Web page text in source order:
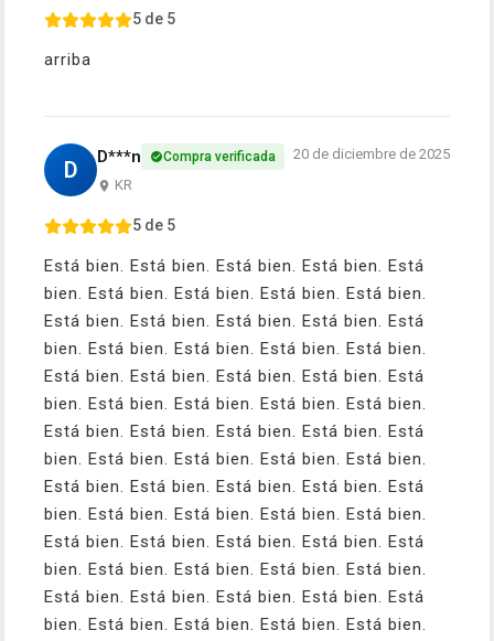
5 de 5
arriba
D D***n Compra verificada
KR
20 de diciembre de 2025
5 de 5
Está bien. Está bien. Está bien. Está bien. Está
bien. Está bien. Está bien. Está bien. Está bien.
Está bien. Está bien. Está bien. Está bien. Está
bien. Está bien. Está bien. Está bien. Está bien.
Está bien. Está bien. Está bien. Está bien. Está
bien. Está bien. Está bien. Está bien. Está bien.
Está bien. Está bien. Está bien. Está bien. Está
bien. Está bien. Está bien. Está bien. Está bien.
Está bien. Está bien. Está bien. Está bien. Está
bien. Está bien. Está bien. Está bien. Está bien.
Está bien. Está bien. Está bien. Está bien. Está
bien. Está bien. Está bien. Está bien. Está bien.
Está bien. Está bien. Está bien. Está bien. Está
bien. Está bien. Está bien. Está bien. Está bien.